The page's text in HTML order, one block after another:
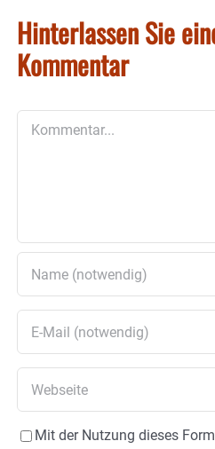
Hinterlassen Sie
Kommentar
Mit der Nutzung dieses